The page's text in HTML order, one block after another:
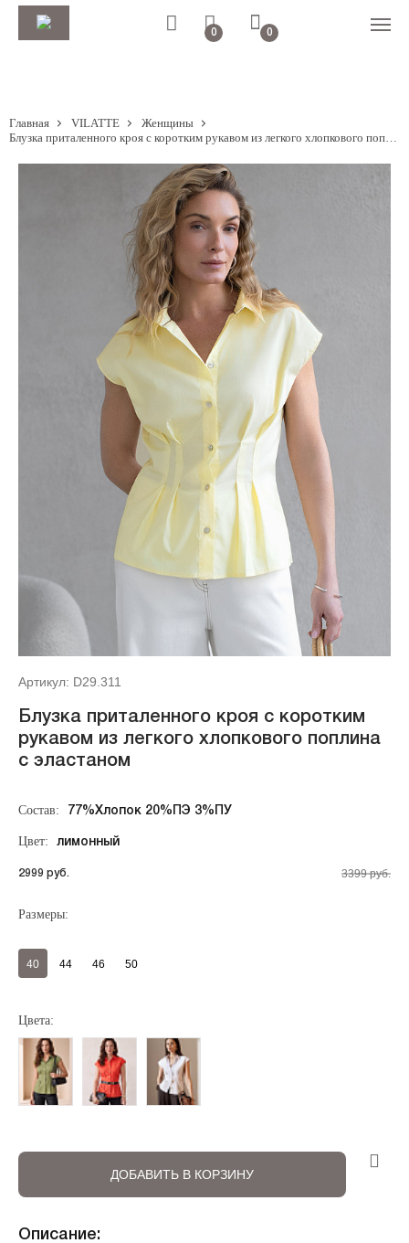
Регистрация
0 0
Главная VILATTE
Женщины
Блузка приталенного кроя с коротким рукавом из легкого хлопкового поплина с эластаном
Артикул: D29.311
Блузка приталенного кроя с коротким
рукавом из легкого хлопкового поплина
с эластаном
Состав: 77%Хлопок 20%ПЭ 3%ПУ
Цвет: лимонный
2999 руб. 3399 руб.
Размеры:
40 44 46 50
Цвета:
ДОБАВИТЬ В КОРЗИНУ
Описание: